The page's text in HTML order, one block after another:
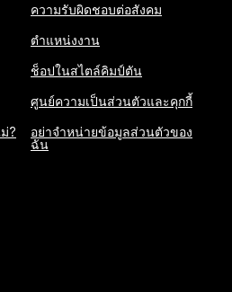
?
ความรับผิดชอบต่อสังคม
ตำแหน่งงาน
ช็อปในสไตล์คิมป์ตัน
ศูนย์ความเป็นส่วนตัวและคุกกี้
อย่าจำหน่ายข้อมูลส่วนตัวของ
ฉัน